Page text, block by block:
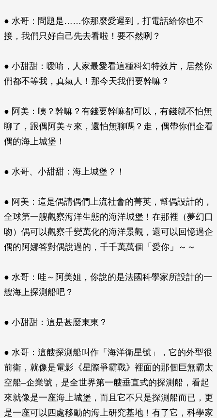
● 水哥：問題是……你那麼愛遲到，打電話給你也不
接，我們只好自己先去看啦！要不然咧？
● 小甜甜：嗳唷，人家最愛看這種科幻特效片，居然你
們都不等我，真氣人！那今天我們要幹嘛？
● 阿美：咦？幹嘛？有錢要幹嘛都可以，有錢就不怕無
聊了，跟偶阿美ㄘ來，還怕無聊嗎？走，偶帶你們企看
偶的海上城堡！
● 水哥、小甜甜：海上城堡？！
● 阿美：這是偶請偶們上流社會的菁英，幫偶設計的，
全球第一艘觀察海洋生態的海洋城堡！在那裡（夢幻口
吻）偶可以觀察千變萬化的海洋景觀，還可以回憶過企
偶的阿娜答對偶說過的，千千萬萬個「愛你」～～
● 水哥：哇～阿美姐，你說的是法國科學家所設計的一
艘海上探測船吧？
● 小甜甜：這是甚麼東東？
● 水哥：這艘探測船叫作「海洋衛星號」，它的外型很
前衛，就像是電影《星際爭霸戰》裡面的那個巨無霸太
空船–企業號，是全世界第一艘垂直式的探測船，看起
來就像是一座海上城堡，而且它不只是探測船而已，更
是一座可以四處移動的海上研究基地！有了它，科學家